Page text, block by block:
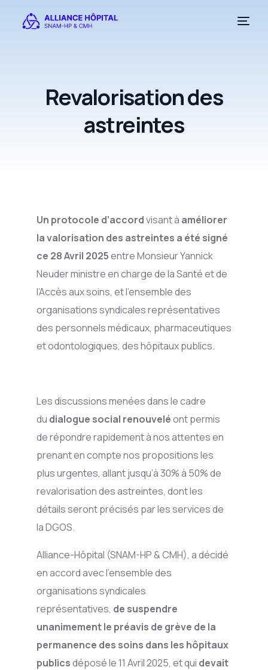
Revalorisation des
astreintes
Un protocole d’accordvisant à améliorer
la valorisation des astreintes a été signé
ce 28 Avril 2025entre Monsieur Yannick
Neuder ministre en charge de la Santé et de
l’Accès aux soins, et l’ensemble des
organisations syndicales représentatives
des personnels médicaux, pharmaceutiques
et odontologiques, des hôpitaux publics.
Les discussions menées dans le cadre
du dialogue social renouveléont permis
de répondre rapidement à nos attentes en
prenant en compte nos propositions les
plus urgentes, allant jusqu’à 30% à 50% de
revalorisation des astreintes, dont les
détails seront précisés par les services de
la DGOS.
Alliance-Hôpital (SNAM-HP & CMH), a décidé
en accord avec l’ensemble des
organisations syndicales
représentatives, de suspendre
unanimement le préavis de grève de la
permanence des soins dans les hôpitaux
publicsdéposé le 11 Avril 2025, et qui devait